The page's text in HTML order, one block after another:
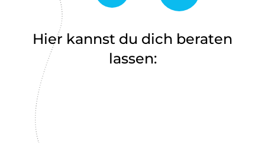
Hier kannst du dich beraten
lassen: